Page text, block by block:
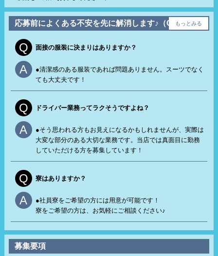
応募前によくある不安を先に解消します♪（Q＆A）
もっとみる
Q 面接の服装に決まりはありますか？
A
●清潔感のある服装であれば問題ありません。スーツでなく
ても大丈夫です！
Q ドライバー業務ってラクそうですよね？
A
●そう思われる方もお見えになるかもしれませんが、実際は
大変な部分のある大切な業務です。当店では真面目に勤務
していただける方を募集しています！
Q 寮はありますか？
A
●社員寮をご希望の方には用意が可能です！
寮をご希望の方は、お気軽にご相談ください♪
募集要項